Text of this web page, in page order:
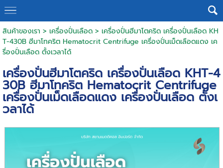
สินค้าของเรา > เครื่องปั่นเลือด> เครื่องปั่นฮีมาโตคริด เครื่องปั่นเลือด KH
T-430B ฮีมาโทคริต Hematocrit Centrifuge เครื่องปั่นเม็ดเลือดแดง เค
รื่องปั่นเลือด ตั้งเวลาได้
เครื่องปั่นฮีมาโตคริด เครื่องปั่นเลือด KHT-4
30B ฮีมาโทคริต Hematocrit Centrifuge
เครื่องปั่นเม็ดเลือดแดง เครื่องปั่นเลือด ตั้งเ
วลาได้